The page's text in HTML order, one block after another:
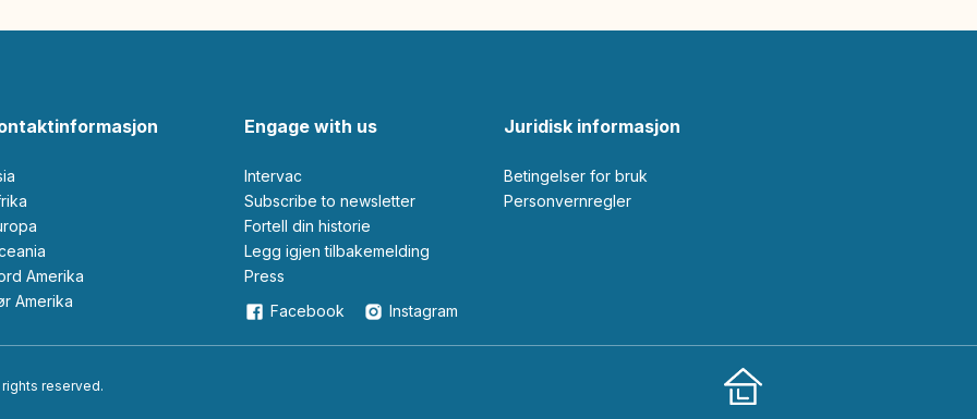
Amerika
Amerika
Engage with us
Intervac
Subscribe to newsletter
Fortell din historie
Legg igjen tilbakemelding
Press
Facebook
Instagram
Juridisk informasjon
Betingelser for bruk
Personvernregler
reserved.